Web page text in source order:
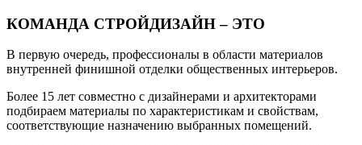
КОМАНДА СТРОЙДИЗАЙН – ЭТО
В первую очередь, профессионалы в области материалов
внутренней финишной отделки общественных интерьеров.
Более 15 лет совместно с дизайнерами и архитекторами
подбираем материалы по характеристикам и свойствам,
соответствующие назначению выбранных помещений.